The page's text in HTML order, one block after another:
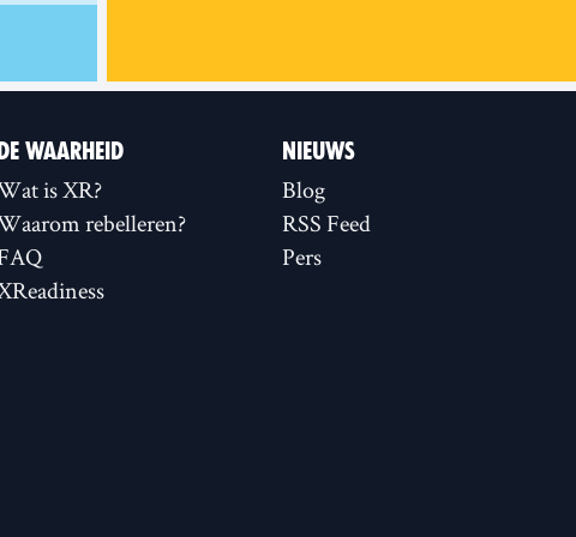
WAARHEID
is XR?
rebelleren?
NIEUWS
Blog
RSS Feed
Pers